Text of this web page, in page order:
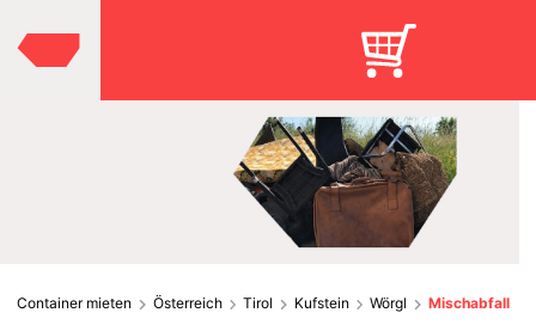
Container mieten Österreich Tirol Kufstein Wörgl Mischabfall